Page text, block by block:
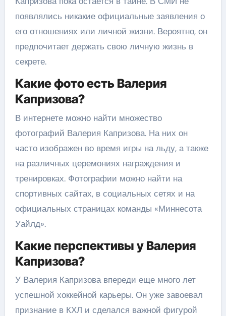
появлялись никакие официальные заявления о
его отношениях или личной жизни. Вероятно, он
предпочитает держать свою личную жизнь в
секрете.
Какие фото есть Валерия
Капризова?
В интернете можно найти множество
фотографий Валерия Капризова. На них он
часто изображен во время игры на льду, а также
на различных церемониях награждения и
тренировках. Фотографии можно найти на
спортивных сайтах, в социальных сетях и на
официальных страницах команды «Миннесота
Уайлд».
Какие перспективы у Валерия
Капризова?
У Валерия Капризова впереди еще много лет
успешной хоккейной карьеры. Он уже завоевал
признание в КХЛ и сделался важной фигурой